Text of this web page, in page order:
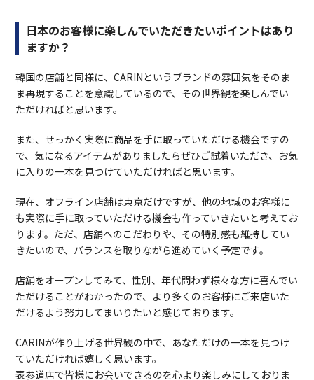
日本のお客様に楽しんでいただきたいポイントはあり
ますか？
韓国の店舗と同様に、CARINというブランドの雰囲気をそのま
ま再現することを意識しているので、その世界観を楽しんでい
ただければと思います。
また、せっかく実際に商品を手に取っていただける機会ですの
で、気になるアイテムがありましたらぜひご試着いただき、お気
に入りの一本を見つけていただければと思います。
現在、オフライン店舗は東京だけですが、他の地域のお客様に
も実際に手に取っていただける機会も作っていきたいと考えてお
ります。ただ、店舗へのこだわりや、その特別感も維持してい
きたいので、バランスを取りながら進めていく予定です。
店舗をオープンしてみて、性別、年代問わず様々な方に喜んでい
ただけることがわかったので、より多くのお客様にご来店いた
だけるよう努力してまいりたいと感じております。
CARINが作り上げる世界観の中で、あなただけの一本を見つけ
ていただければ嬉しく思います。
表参道店で皆様にお会いできるのを心より楽しみにしておりま